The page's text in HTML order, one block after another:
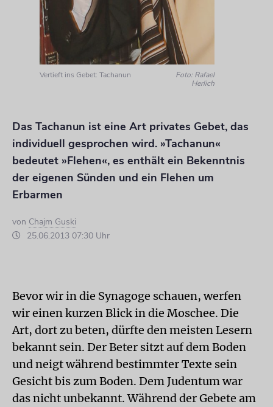
Vertieft ins Gebet: Tachanun
Foto: Rafael
Herlich
Das Tachanun ist eine Art privates Gebet, das
individuell gesprochen wird. »Tachanun«
bedeutet »Flehen«, es enthält ein Bekenntnis
der eigenen Sünden und ein Flehen um
Erbarmen
von Chajm Guski
25.06.2013 07:30 Uhr
Bevor wir in die Synagoge schauen, werfen
wir einen kurzen Blick in die Moschee. Die
Art, dort zu beten, dürfte den meisten Lesern
bekannt sein. Der Beter sitzt auf dem Boden
und neigt während bestimmter Texte sein
Gesicht bis zum Boden. Dem Judentum war
das nicht unbekannt. Während der Gebete am